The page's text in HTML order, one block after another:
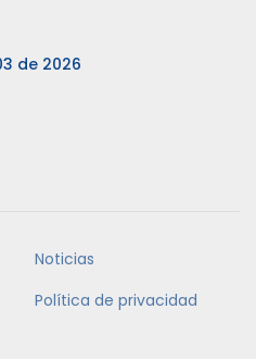
de 2026
Noticias
Política de privacidad